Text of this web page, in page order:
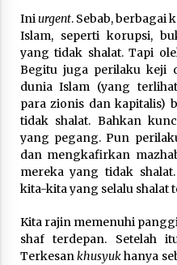
Iniurgent. Sebab, berbagai
Islam, seperti korupsi,
yang tidak shalat. Tapi
Begitu juga perilaku keji
dunia Islam (yang
para zionis dan kapitalis)
tidak shalat. Bahkan
yang pegang. Pun
dan mengkafirkan
mereka yang tidak
kita-kita yang selalu shalat
Kita rajin memenuhi
shaf terdepan. Setelah
Terkesankhusyukhanya